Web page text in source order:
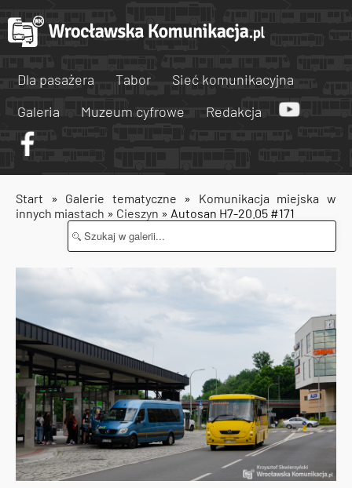
Dla pasażera Tabor
Sieć komunikacyjna
Galeria
Muzeum cyfrowe Redakcja
Start » Galerie tematyczne » Komunikacja miejska w
innych miastach » Cieszyn » Autosan H7-20.05 #171